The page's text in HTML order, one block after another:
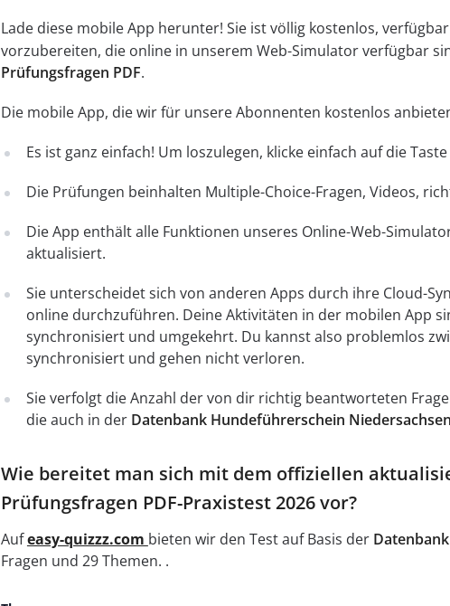
Lade diese mobile App herunter! Sie ist völlig kostenlos,
vorzubereiten, die online in unserem Web-Simulator verfügbar
Prüfungsfragen PDF.
Die mobile App, die wir für unsere Abonnenten kostenlos
Es ist ganz einfach! Um loszulegen, klicke einfach auf die
Die Prüfungen beinhalten Multiple-Choice-Fragen, Videos,
Die App enthält alle Funktionen unseres Online-Web-
aktualisiert.
Sie unterscheidet sich von anderen Apps durch ihre Cloud-
online durchzuführen. Deine Aktivitäten in der mobilen App
synchronisiert und umgekehrt. Du kannst also problemlos
synchronisiert und gehen nicht verloren.
Sie verfolgt die Anzahl der von dir richtig beantworteten
die auch in der Datenbank Hundeführerschein
Wie bereitet man sich mit dem offiziellen
Prüfungsfragen PDF-Praxistest 2026 vor?
Aufeasy-quizzz.com bieten wir den Test auf Basis der
Fragen und 29 Themen. .